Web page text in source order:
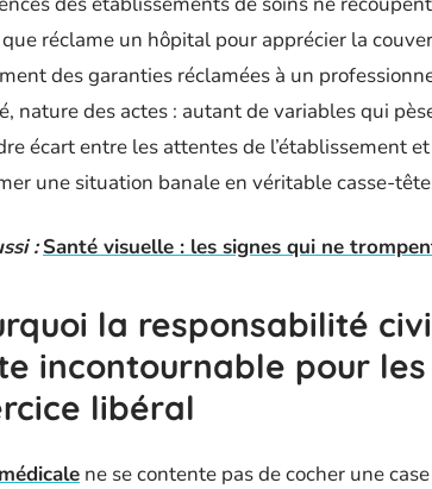
que réclame un hôpital pour apprécier la
des garanties réclamées à un
nature des actes : autant de variables qui
écart entre les attentes de l’établissement
une situation banale en véritable casse-
: Santé visuelle : les signes qui ne
la responsabilité
incontournable pour
libéral
ne se contente pas de cocher une